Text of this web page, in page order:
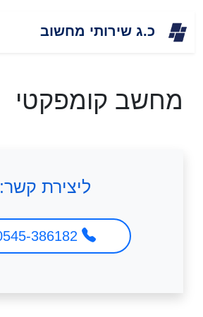
כ.ג שירותי מחשוב
מחשב קומפקטי
ליצירת קשר: